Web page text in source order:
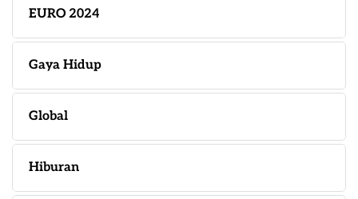
EURO 2024
Gaya Hidup
Global
Hiburan